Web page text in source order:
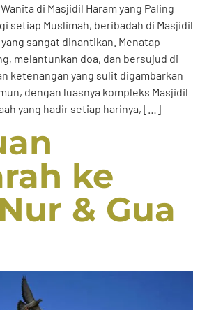
di Masjidil Haram yang Paling
setiap Muslimah, beribadah di Masjidil
sangat dinantikan. Menatap
melantunkan doa, dan bersujud di
ketenangan yang sulit digambarkan
dengan luasnya kompleks Masjidil
yang hadir setiap harinya, […]
ke
& Gua